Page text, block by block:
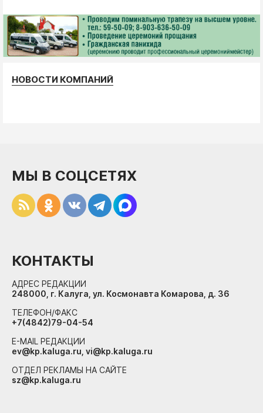
НОВОСТИ КОМПАНИЙ
МЫ В СОЦСЕТЯХ
КОНТАКТЫ
АДРЕС РЕДАКЦИИ
248000, г. Калуга, ул. Космонавта Комарова, д. 36
ТЕЛЕФОН/ФАКС
+7(4842)79-04-54
E-MAIL РЕДАКЦИИ
ev@kp.kaluga.ru, vi@kp.kaluga.ru
ОТДЕЛ РЕКЛАМЫ НА САЙТЕ
sz@kp.kaluga.ru